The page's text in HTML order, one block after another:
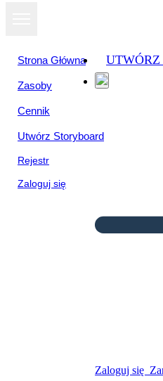
Strona Główna
Zasoby
Cennik
Utwórz Storyboard
Rejestr
Zaloguj się
Zaloguj się
Untitled
Wyświetl jako
pokaz slajdów